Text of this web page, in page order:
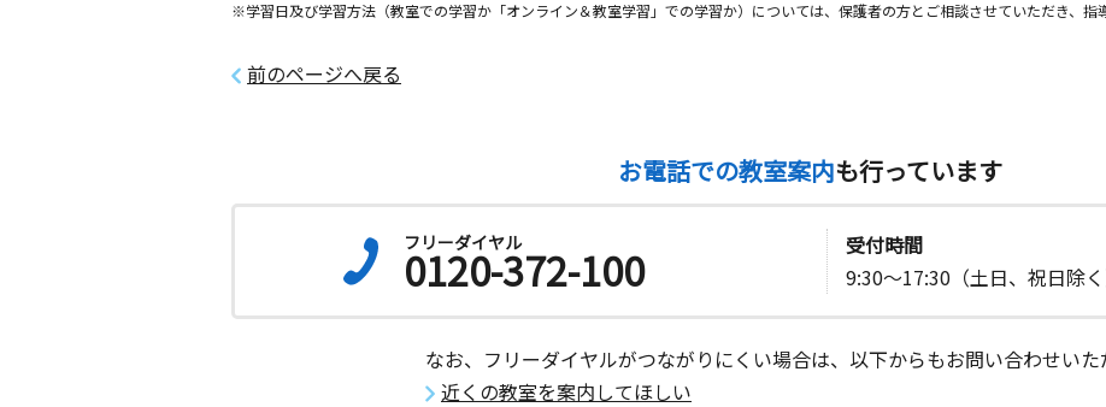
※学習日及び学習方法（教室での学習か「オンライン＆教室学習」での学習か）については、保護者の方とご相談させていただき、指
前のページへ戻る
お電話での教室案内も行っています
フリーダイヤル
0120-372-100
受付時間
9:30～17:30（土日、祝日除く
なお、フリーダイヤルがつながりにくい場合は、以下からもお問い合わせいた
近くの教室を案内してほしい